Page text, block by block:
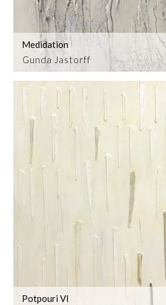
Gunda Jastorff
Medidation
Potpouri VI